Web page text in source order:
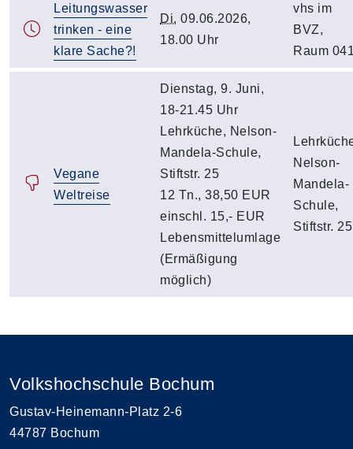
Leitungswasser
trinken - eine
klare Sache?!
Di. 09.06.2026,
18.00 Uhr
vhs im
BVZ,
Raum
Vegane
Weltreise
Dienstag, 9. Juni,
18-21.45 Uhr
Lehrküche, Nelson-
Mandela-Schule,
Stiftstr. 25
12 Tn., 38,50 EUR
einschl. 15,- EUR
Lebensmittelumlage
(Ermäßigung
möglich)
Nelson-
Mandela-
Schule,
Stiftstr. 25
Volkshochschule Bochum
Gustav-Heinemann-Platz 2-6
44787 Bochum